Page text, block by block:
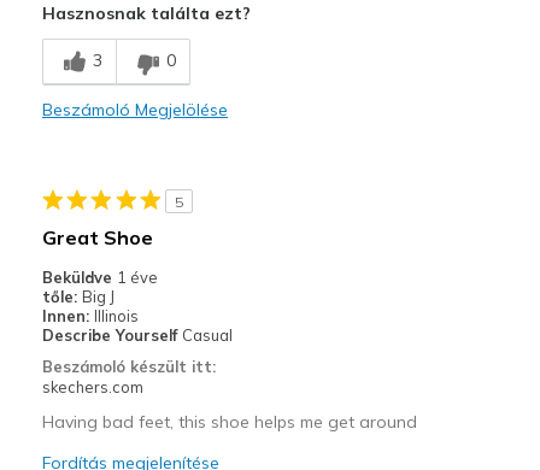
Legjobb használat
Casual Wear
View On Shoes
I'm Really Into Shoes
Hasznosnak találta ezt?
3 0
Beszámoló Megjelölése
5
Great Shoe
Beküldve 1 éve
tőle: Big J
Innen: Illinois
Describe Yourself Casual
Beszámoló készült itt:
skechers.com
Having bad feet, this shoe helps me get around
Fordítás megjelenítése